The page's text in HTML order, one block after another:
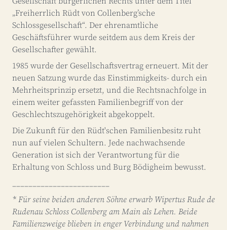
„Freiherrlich Rüdt von Collenberg’sche
Schlossgesellschaft“. Der ehrenamtliche
Geschäftsführer wurde seitdem aus dem Kreis der
Gesellschafter gewählt.
1985 wurde der Gesellschaftsvertrag erneuert. Mit der
neuen Satzung wurde das Einstimmigkeits- durch ein
Mehrheitsprinzip ersetzt, und die Rechtsnachfolge in
einem weiter gefassten Familienbegriff von der
Geschlechtszugehörigkeit abgekoppelt.
Die Zukunft für den Rüdt'schen Familienbesitz ruht
nun auf vielen Schultern. Jede nachwachsende
Generation ist sich der Verantwortung für die
Erhaltung von Schloss und Burg Bödigheim bewusst.
* Für seine beiden anderen Söhne erwarb Wipertus Rude de
Rudenau Schloss Collenberg am Main als Lehen. Beide
Familienzweige blieben in enger Verbindung und nahmen